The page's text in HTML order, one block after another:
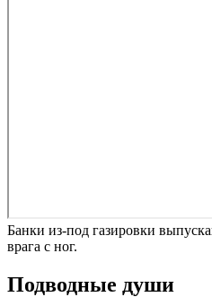
Банки из-под газировки
врага с ног.
Подводные души